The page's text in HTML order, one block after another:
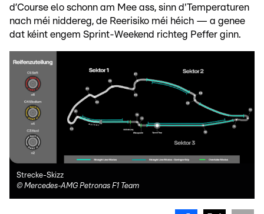
d’Course elo schonn am Mee ass, sinn d'Temperaturen
nach méi niddereg, de Reerisiko méi héich — a genee
dat kéint engem Sprint-Weekend richteg Peffer ginn.
Strecke-Skizz
© Mercedes-AMG Petronas F1 Team